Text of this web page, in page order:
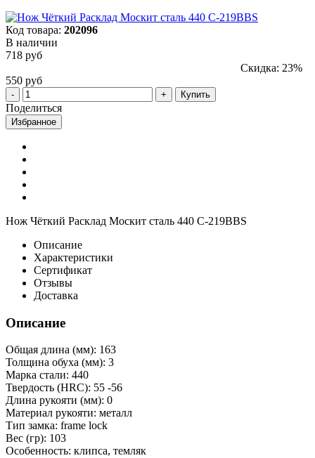
Код товара: 202096
В наличии
718 руб
Скидка: 23%
550 руб
Купить
Поделиться
Избранное
Нож Чёткий Расклад Москит сталь 440 C-219BBS
Описание
Характеристики
Сертификат
Отзывы
Доставка
Описание
Общая длина (мм): 163
Толщина обуха (мм): 3
Марка стали: 440
Твердость (HRC): 55 -56
Длина рукояти (мм): 0
Материал рукояти: металл
Тип замка: frame lock
Вес (гр): 103
Особенность: клипса, темляк